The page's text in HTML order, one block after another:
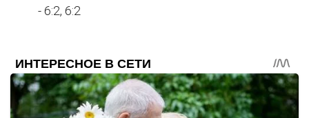
- 6:2, 6:2